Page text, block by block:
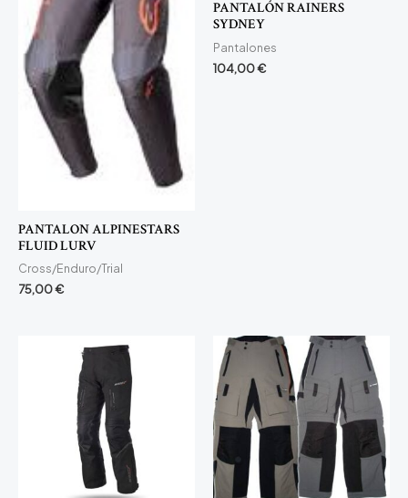
PANTALON ALPINESTARS
FLUID LURV
Cross/Enduro/Trial
75,00€
PANTALÓN RAINERS
SYDNEY
Pantalones
104,00€